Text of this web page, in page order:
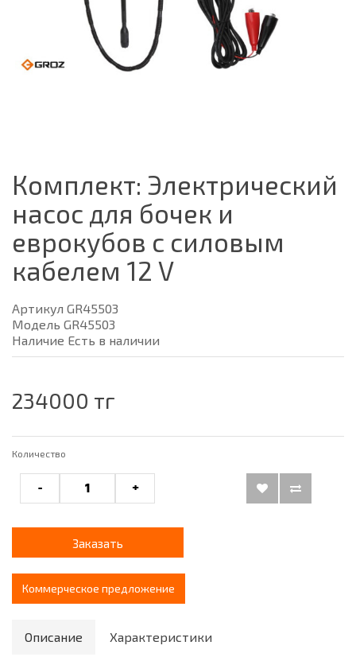
Комплект: Электрический
насос для бочек и
еврокубов с силовым
кабелем 12 V
Артикул GR45503
Модель GR45503
Наличие Есть в наличии
234000 тг
Количество
- +
Заказать
Коммерческое предложение
Описание Характеристики